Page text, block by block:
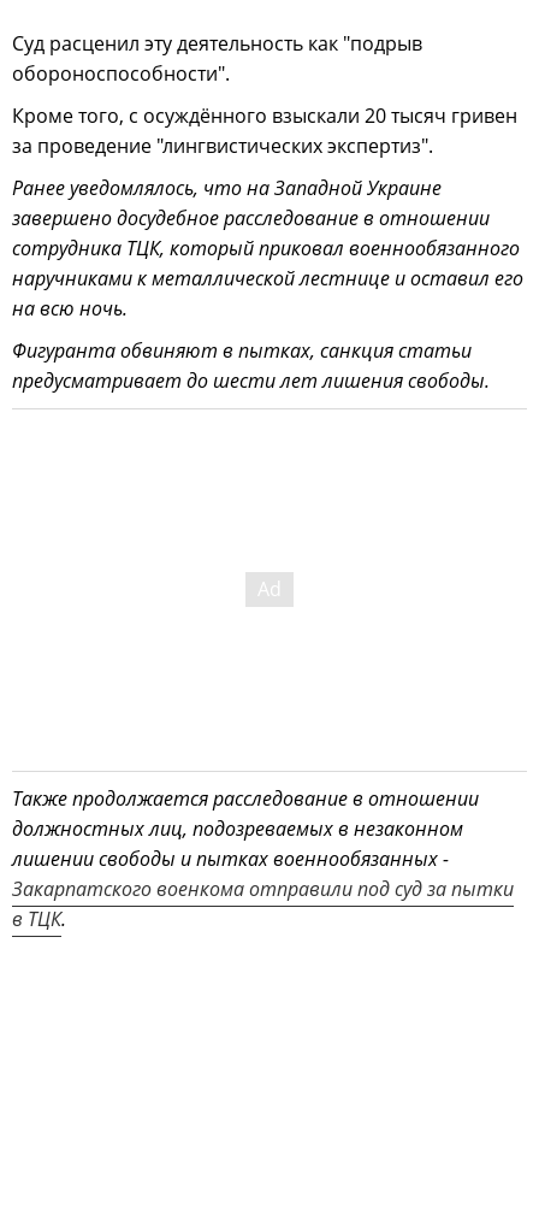
Суд расценил эту деятельность как "подрыв
обороноспособности".
Кроме того, с осуждённого взыскали 20 тысяч гривен
за проведение "лингвистических экспертиз".
Ранее уведомлялось, что на Западной Украине
завершено досудебное расследование в отношении
сотрудника ТЦК, который приковал военнообязанного
наручниками к металлической лестнице и оставил его
на всю ночь.
Фигуранта обвиняют в пытках, санкция статьи
предусматривает до шести лет лишения свободы.
Также продолжается расследование в отношении
должностных лиц, подозреваемых в незаконном
лишении свободы и пытках военнообязанных -
Закарпатского военкома отправили под суд за пытки
в ТЦК.